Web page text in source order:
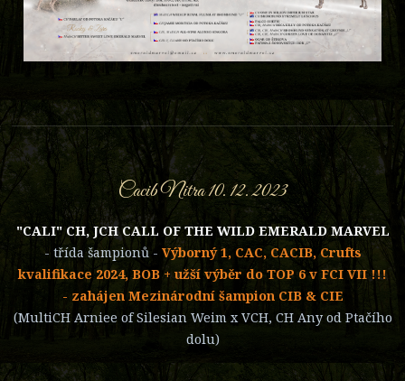
Cacib Nitra 10. 12. 2023
"CALI" CH, JCH CALL OF THE WILD EMERALD MARVEL
- třída šampionů - Výborný 1, CAC, CACIB, Crufts
kvalifikace 2024, BOB + užší výběr do TOP 6 v FCI VII !!!
- zahájen Mezinárodní šampion CIB & CIE
(MultiCH Arniee of Silesian Weim x VCH, CH Any od Ptačího
dolu)